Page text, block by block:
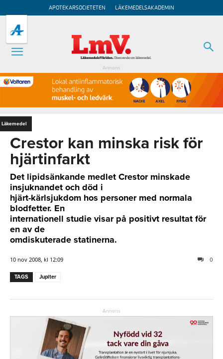
APOTEKARSOCIETETEN LÄKEMEDELSAKADEMIN
Annons
Läkemedel
Crestor kan minska risk för
hjärtinfarkt
Det lipidsänkande medlet Crestor minskade
insjuknandet och död i
hjärt-kärlsjukdom hos personer med normala
blodfetter. En
internationell studie visar på positivt resultat för
en av de
omdiskuterade statinerna.
10 nov 2008, kl 12:09 0
TAGS Jupiter
Annons